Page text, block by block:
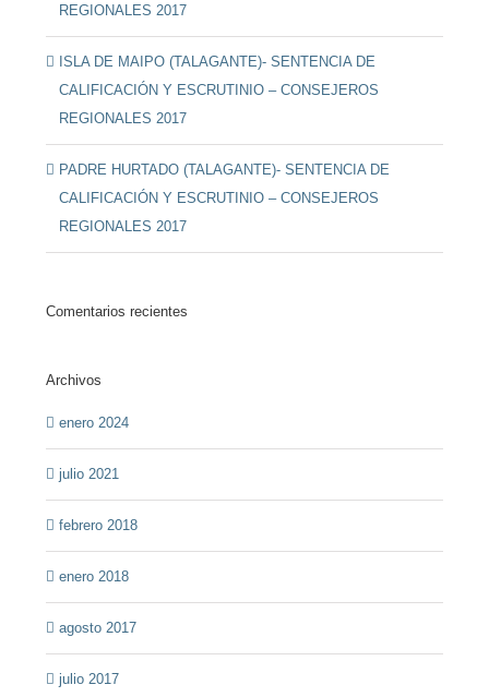
REGIONALES 2017
ISLA DE MAIPO (TALAGANTE)- SENTENCIA DE
CALIFICACIÓN Y ESCRUTINIO – CONSEJEROS
REGIONALES 2017
PADRE HURTADO (TALAGANTE)- SENTENCIA DE
CALIFICACIÓN Y ESCRUTINIO – CONSEJEROS
REGIONALES 2017
Comentarios recientes
Archivos
enero 2024
julio 2021
febrero 2018
enero 2018
agosto 2017
julio 2017